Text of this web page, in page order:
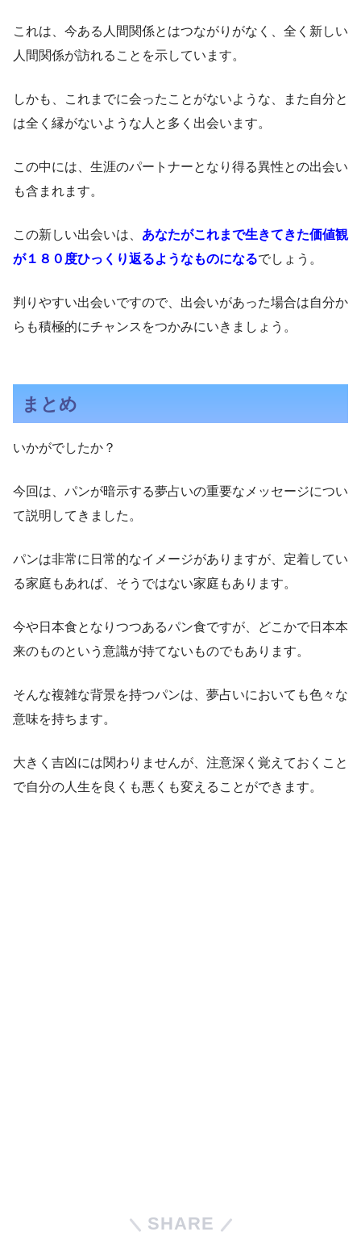
これは、今ある人間関係とはつながりがなく、全く新しい
人間関係が訪れることを示しています。
しかも、これまでに会ったことがないような、また自分と
は全く縁がないような人と多く出会います。
この中には、生涯のパートナーとなり得る異性との出会い
も含まれます。
この新しい出会いは、 あなたがこれまで生きてきた価値観
が１８０度ひっくり返るようなものになるでしょう。
判りやすい出会いですので、出会いがあった場合は自分か
らも積極的にチャンスをつかみにいきましょう。
まとめ
いかがでしたか？
今回は、パンが暗示する夢占いの重要なメッセージについ
て説明してきました。
パンは非常に日常的なイメージがありますが、定着してい
る家庭もあれば、そうではない家庭もあります。
今や日本食となりつつあるパン食ですが、どこかで日本本
来のものという意識が持てないものでもあります。
そんな複雑な背景を持つパンは、夢占いにおいても色々な
意味を持ちます。
大きく吉凶には関わりませんが、注意深く覚えておくこと
で自分の人生を良くも悪くも変えることができます。
SHARE